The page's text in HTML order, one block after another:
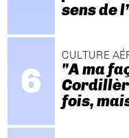
sens de
CULTURE
"A ma
fois,